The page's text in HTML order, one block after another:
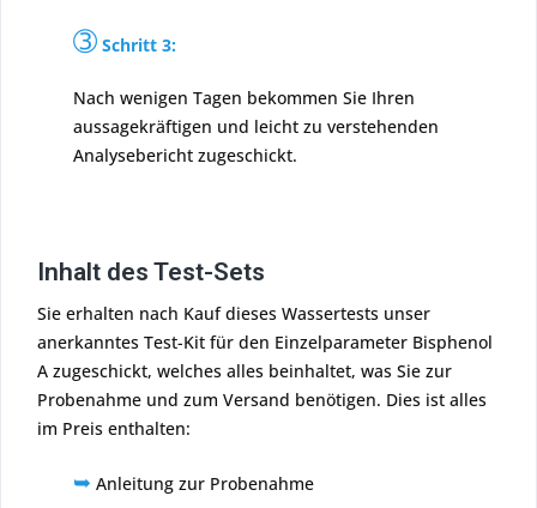
➂ Schritt 3:
Nach wenigen Tagen bekommen Sie Ihren
aussagekräftigen und leicht zu verstehenden
Analysebericht zugeschickt.
Inhalt des Test-Sets
Sie erhalten nach Kauf dieses Wassertests unser
anerkanntes Test-Kit für den Einzelparameter Bisphenol
A zugeschickt, welches alles beinhaltet, was Sie zur
Probenahme und zum Versand benötigen. Dies ist alles
im Preis enthalten:
➥ Anleitung zur Probenahme